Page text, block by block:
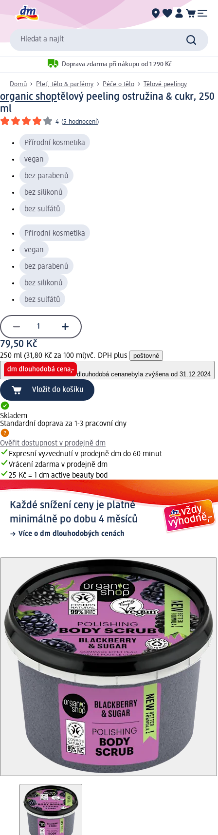
Hledat a najít
Doprava zdarma při nákupu od 1 290 Kč
Domů Pleť, tělo & parfémy Péče o tělo Tělové peelingy
organic shoptělový peeling ostružina & cukr, 250
ml
4 (5 hodnocení)
Přírodní kosmetika
vegan
bez parabenů
bez silikonů
bez sulfátů
Přírodní kosmetika
vegan
bez parabenů
bez silikonů
bez sulfátů
79,50 Kč
250 ml (31,80 Kč za 100 ml)vč. DPH plus poštovné
dlouhodobá cenanebyla zvýšena od 31.12.2024
Vložit do košíku
Skladem
Standardní doprava za 1-3 pracovní dny
Ověřit dostupnost v prodejně dm
Expresní vyzvednutí v prodejně dm do 60 minut
Vrácení zdarma v prodejně dm
25 Kč = 1 dm active beauty bod
Každé snížení ceny je platné
minimálně po dobu 4 měsíců
Více o dm dlouhodobých cenách